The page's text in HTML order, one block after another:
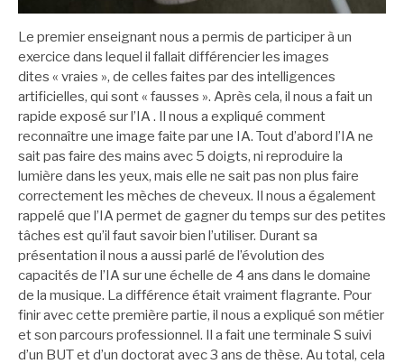
Le premier enseignant nous a permis de participer à un
exercice dans lequel il fallait différencier les images
dites « vraies », de celles faites par des intelligences
artificielles, qui sont « fausses ». Après cela, il nous a fait un
rapide exposé sur l’IA . Il nous a expliqué comment
reconnaître une image faite par une IA. Tout d’abord l’IA ne
sait pas faire des mains avec 5 doigts, ni reproduire la
lumière dans les yeux, mais elle ne sait pas non plus faire
correctement les mèches de cheveux. Il nous a également
rappelé que l’IA permet de gagner du temps sur des petites
tâches est qu’il faut savoir bien l’utiliser. Durant sa
présentation il nous a aussi parlé de l’évolution des
capacités de l’IA sur une échelle de 4 ans dans le domaine
de la musique. La différence était vraiment flagrante. Pour
finir avec cette première partie, il nous a expliqué son métier
et son parcours professionnel. Il a fait une terminale S suivi
d’un BUT et d’un doctorat avec 3 ans de thèse. Au total, cela